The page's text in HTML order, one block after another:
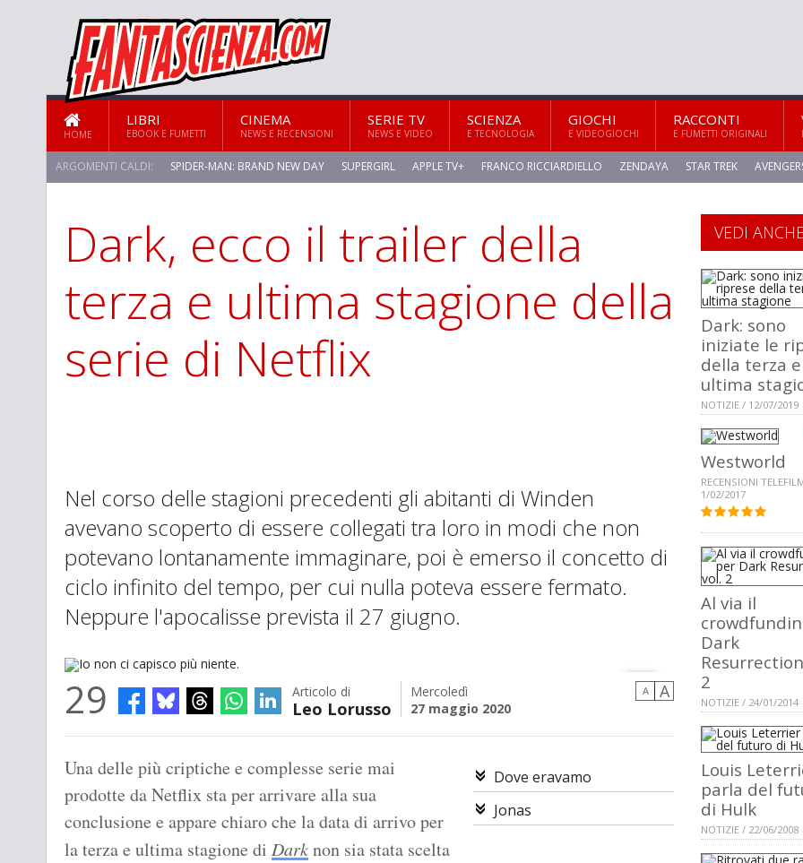
HOME
LIBRI
EBOOK E FUMETTI
CINEMA
NEWS E RECENSIONI
SERIE TV
NEWS E VIDEO
SCIENZA
E TECNOLOGIA
GIOCHI
E VIDEOGIOCHI
RACCONTI
E FUMETTI ORIGINALI
ARGOMENTI CALDI: SPIDER-MAN: BRAND NEW DAY SUPERGIRL APPLE TV+ FRANCO RICCIARDIELLO ZENDAYA STAR TREK
STAR TREK: STRANGE NEW WORLDS
Dark, ecco il trailer della
terza e ultima stagione della
serie di Netflix
Nel corso delle stagioni precedenti gli abitanti di Winden
avevano scoperto di essere collegati tra loro in modi che non
potevano lontanamente immaginare, poi è emerso il concetto di
ciclo infinito del tempo, per cui nulla poteva essere fermato.
Neppure l'apocalisse prevista il 27 giugno.
29 Articolo di
Leo Lorusso
Mercoledì
27 maggio 2020
A A
Dove eravamo
Jonas
Una delle più criptiche e complesse serie mai
prodotte da Netflix sta per arrivare alla sua
conclusione e appare chiaro che la data di arrivo per
la terza e ultima stagione di Darknon sia stata scelta
VEDI ANCHE
Dark: sono
iniziate le
della terza e
ultima
NOTIZIE / 12/07/2019
Westworld
RECENSIONI
1/02/2017
Al via il
Dark
2
NOTIZIE / 24/01/2014
Louis
parla del
di Hulk
NOTIZIE / 22/06/2008